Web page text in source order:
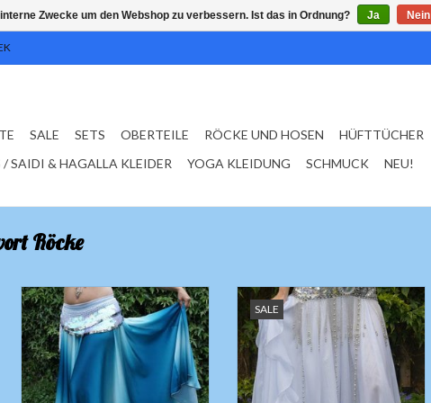
SALE SETS OBERTEILE RÖCKE UND HOSEN HÜFTTÜCHER
SAIDI & HAGALLA KLEIDER
YOGA KLEIDUNG SCHMUCK NEU!
Röcke
Bauchtanzrock mit Farbverlauf
dunkeltürkis, Seide-Look
ZUM WARENKORB HINZUFÜGEN
SALE
Rock mit Bänder, Seitenschlitzen
und zwei Lagen Stoff. In Weiß .
Größe; S/M
Länge ungefähr 95cm
Zwecke um den Webshop zu verbessern. Ist das in Ordnung? Ja Nein